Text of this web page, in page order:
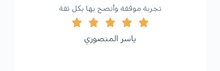
تجربة موفقة وأنصح بها بكل ثقة
ياسر المنصوري